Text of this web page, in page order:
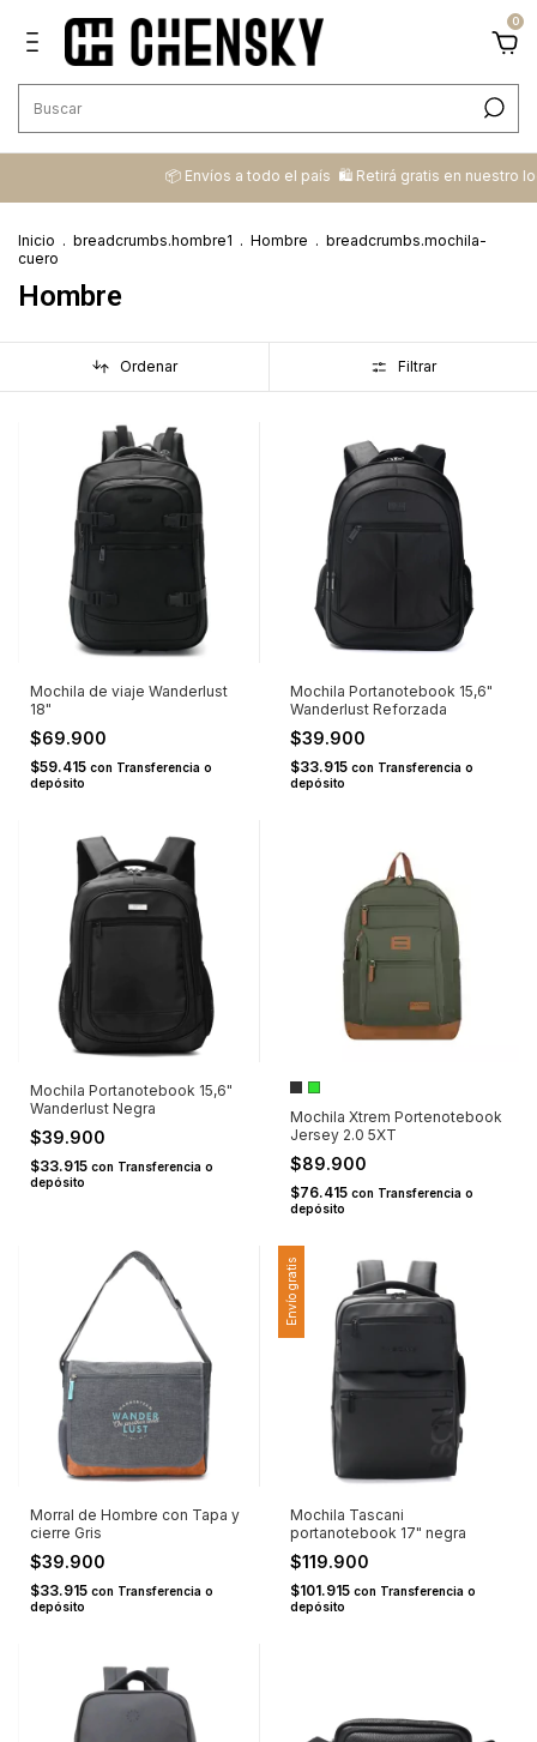
0
📦 ​Envíos a todo el país ​ 🛍️​ Retirá gratis en nuestro local
Inicio . breadcrumbs.hombre1 . Hombre . breadcrumbs.mochila-
cuero
Hombre
Ordenar Filtrar
Mochila de viaje Wanderlust
18"
$69.900
$59.415 con Transferencia o
depósito
Mochila Portanotebook 15,6"
Wanderlust Reforzada
$39.900
$33.915 con Transferencia o
depósito
Mochila Portanotebook 15,6"
Wanderlust Negra
$39.900
$33.915 con Transferencia o
depósito
Mochila Xtrem Portenotebook
Jersey 2.0 5XT
$89.900
$76.415 con Transferencia o
depósito
Morral de Hombre con Tapa y
cierre Gris
$39.900
$33.915 con Transferencia o
depósito
Envío gratis
Mochila Tascani
portanotebook 17" negra
$119.900
$101.915 con Transferencia o
depósito